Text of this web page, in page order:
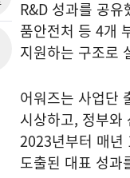
R&D 성과를 공
품안전처 등 4개
지원하는 구조로
어워즈는 사업단
시상하고, 정부와
2023년부터 매년
도출된 대표 성과